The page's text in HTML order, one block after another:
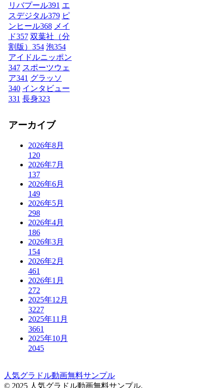
リバプール391 エ
スデジタル379 ピ
ンヒール368 メイ
ド357 双葉社（分
割版） 354 泡354
アイドルニッポン
347 スポーツウェ
ア341 グラッソ
340 インタビュー
331 長身323
アーカイブ
2026年8月
120
2026年7月
137
2026年6月
149
2026年5月
298
2026年4月
186
2026年3月
154
2026年2月
461
2026年1月
272
2025年12月
3227
2025年11月
3661
2025年10月
2045
人気グラドル動画無料サンプル
© 2025 人気グラドル動画無料サンプル.